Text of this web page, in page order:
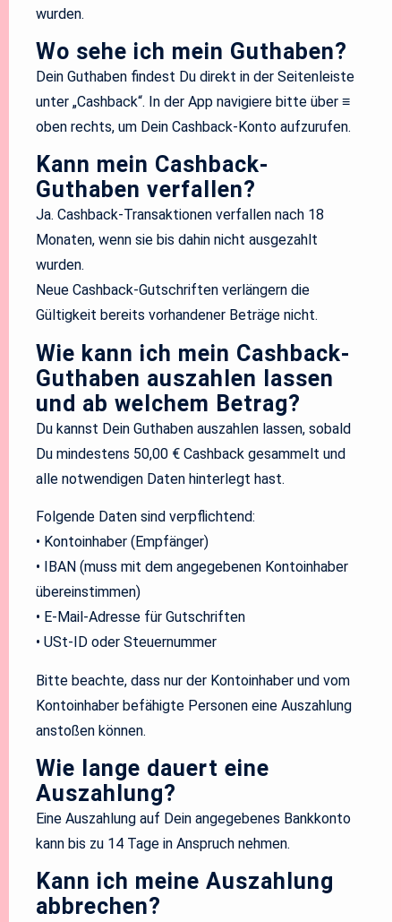
wurden.
Wo sehe ich mein Guthaben?
Dein Guthaben findest Du direkt in der Seitenleiste
unter „Cashback“. In der App navigiere bitte über ≡
oben rechts, um Dein Cashback-Konto aufzurufen.
Kann mein Cashback-
Guthaben verfallen?
Ja. Cashback-Transaktionen verfallen nach 18
Monaten, wenn sie bis dahin nicht ausgezahlt
wurden.
Neue Cashback-Gutschriften verlängern die
Gültigkeit bereits vorhandener Beträge nicht.
Wie kann ich mein Cashback-
Guthaben auszahlen lassen
und ab welchem Betrag?
Du kannst Dein Guthaben auszahlen lassen, sobald
Du mindestens 50,00 € Cashback gesammelt und
alle notwendigen Daten hinterlegt hast.
Folgende Daten sind verpflichtend:
• Kontoinhaber (Empfänger)
• IBAN (muss mit dem angegebenen Kontoinhaber
übereinstimmen)
• E-Mail-Adresse für Gutschriften
• USt-ID oder Steuernummer
Bitte beachte, dass nur der Kontoinhaber und vom
Kontoinhaber befähigte Personen eine Auszahlung
anstoßen können.
Wie lange dauert eine
Auszahlung?
Eine Auszahlung auf Dein angegebenes Bankkonto
kann bis zu 14 Tage in Anspruch nehmen.
Kann ich meine Auszahlung
abbrechen?